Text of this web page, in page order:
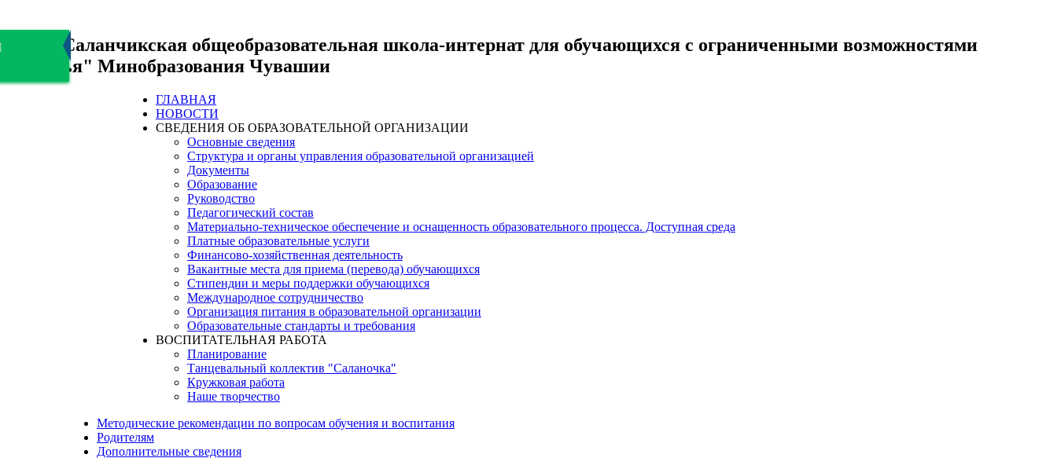
БОУ "Саланчикская общеобразовательная школа-интернат для обучающихся с ограниченными возможностями
здоровья" Минобразования Чувашии
ГЛАВНАЯ
НОВОСТИ
СВЕДЕНИЯ ОБ ОБРАЗОВАТЕЛЬНОЙ ОРГАНИЗАЦИИ
Основные сведения
Структура и органы управления образовательной организацией
Документы
Образование
Руководство
Педагогический состав
Материально-техническое обеспечение и оснащенность образовательного процесса. Доступная среда
Платные образовательные услуги
Финансово-хозяйственная деятельность
Вакантные места для приема (перевода) обучающихся
Стипендии и меры поддержки обучающихся
Международное сотрудничество
Организация питания в образовательной организации
Образовательные стандарты и требования
ВОСПИТАТЕЛЬНАЯ РАБОТА
Планирование
Танцевальный коллектив "Саланочка"
Кружковая работа
Наше творчество
Методические рекомендации по вопросам обучения и воспитания
Родителям
Дополнительные сведения